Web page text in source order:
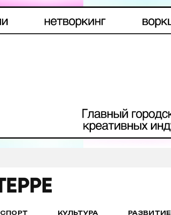
СПОРТ КУЛЬТУРА РАЗВИТИЕ